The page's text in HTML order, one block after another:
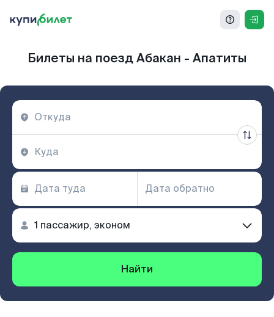
Билеты на поезд Абакан - Апатиты
Найти